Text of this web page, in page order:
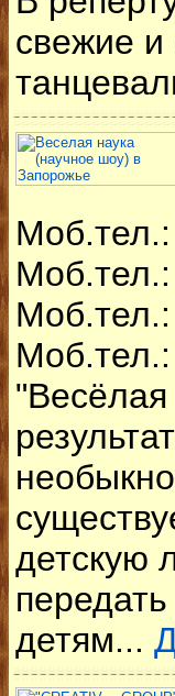
свежие
"Весёлая
детскую
детям...